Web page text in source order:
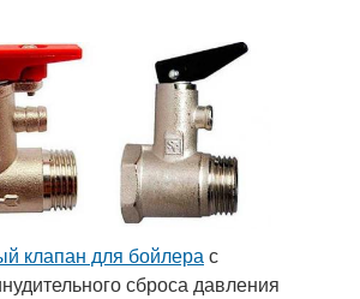
клапан для бойлерас
сброса давления